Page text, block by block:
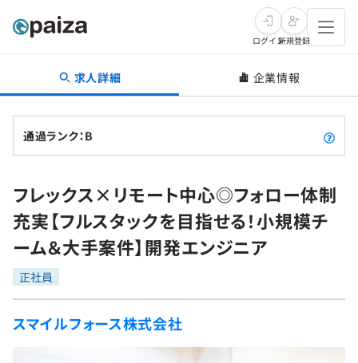
転職・キャリア
転職成功ガイド
転職エージェント
インタビュー
転職成功ガイド
新卒就活
求人検索
本選考
インターン
新卒エージェント
学習
問題集
4択課題
プログラミング言語
ゲーム・マンガ
ログイン新規登録
求人詳細 企業情報
通過ランク：B
フレックス×リモート中心◎フォロー体制
充実【フルスタックを目指せる！小規模チ
ーム＆大手案件】開発エンジニア
正社員
スマイルフォース株式会社